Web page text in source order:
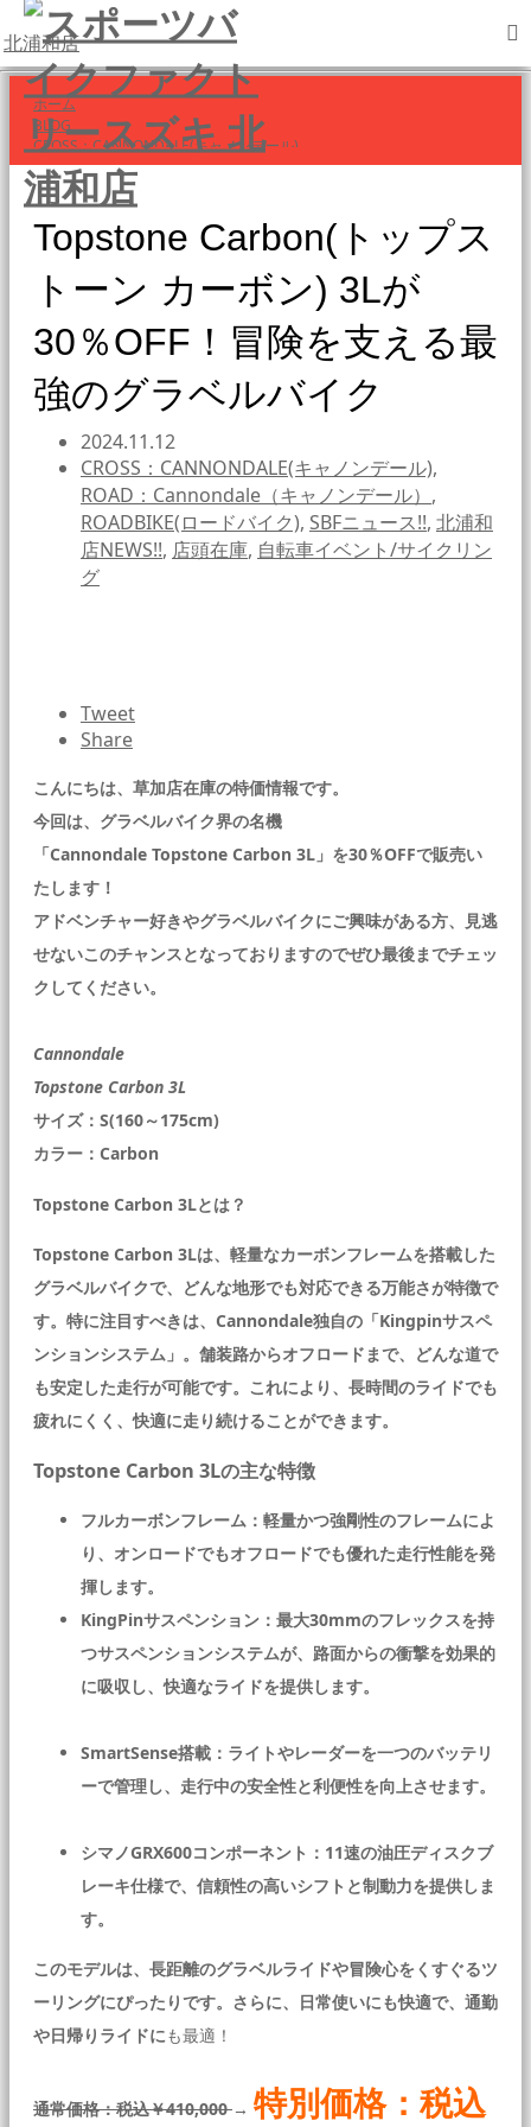
北浦和店
ホーム
BLOG
CROSS：CANNONDALE(キャノンデール)
Topstone Carbon(トップス…
Topstone Carbon(トップス
トーン カーボン) 3Lが
30％OFF！冒険を支える最
強のグラベルバイク
2024.11.12
CROSS：CANNONDALE(キャノンデール),
ROAD：Cannondale（キャノンデール） ,
ROADBIKE(ロードバイク), SBFニュース!!, 北浦和
店NEWS!!, 店頭在庫, 自転車イベント/サイクリン
グ
Tweet
Share
こんにちは、草加店在庫の特価情報です。
今回は、グラベルバイク界の名機
「Cannondale Topstone Carbon 3L」を30％OFFで販売い
たします！
アドベンチャー好きやグラベルバイクにご興味がある方、見逃
せないこのチャンスとなっておりますのでぜひ最後までチェッ
クしてください。
Cannondale
Topstone Carbon 3L
サイズ：S(160～175cm)
カラー：Carbon
Topstone Carbon 3Lとは？
Topstone Carbon 3Lは、軽量なカーボンフレームを搭載した
グラベルバイクで、どんな地形でも対応できる万能さが特徴で
す。特に注目すべきは、Cannondale独自の「Kingpinサスペ
ンションシステム」。舗装路からオフロードまで、どんな道で
も安定した走行が可能です。これにより、長時間のライドでも
疲れにくく、快適に走り続けることができます。
Topstone Carbon 3Lの主な特徴
フルカーボンフレーム：軽量かつ強剛性のフレームによ
り、オンロードでもオフロードでも優れた走行性能を発
揮します。
KingPinサスペンション：最大30mmのフレックスを持
つサスペンションシステムが、路面からの衝撃を効果的
に吸収し、快適なライドを提供します。
SmartSense搭載：ライトやレーダーを一つのバッテリ
ーで管理し、走行中の安全性と利便性を向上させます。
シマノGRX600コンポーネント：11速の油圧ディスクブ
レーキ仕様で、信頼性の高いシフトと制動力を提供しま
す。
このモデルは、長距離のグラベルライドや冒険心をくすぐるツ
ーリングにぴったりです。さらに、日常使いにも快適で、通勤
や日帰りライドにも最適！
通常価格：税込￥410,000→ 特別価格：税込